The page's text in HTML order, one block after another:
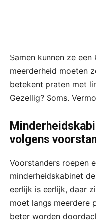
Samen kunnen ze
meerderheid moeten
betekent praten met
Gezellig? Soms.
volgens
Voorstanders roepen
minderheidskabinet
eerlijk is eerlijk, daar
moet langs meerdere
beter worden